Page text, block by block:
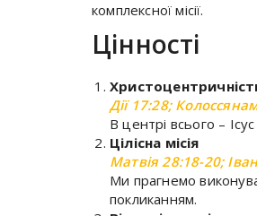
комплексної місії.
Цінності
Дії 17:28;
В центрі всього –
Цілісна місія
Матвія 28:18-20;
Ми прагнемо
покликанням.